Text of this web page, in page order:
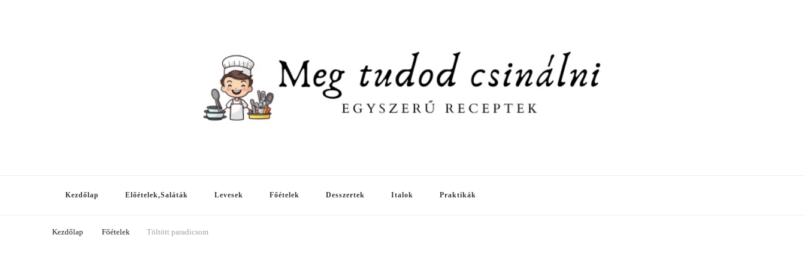
Kezdőlap Előételek,Saláták Levesek Főételek Desszertek Italok Praktikák
Kezdőlap Főételek Töltött paradicsom